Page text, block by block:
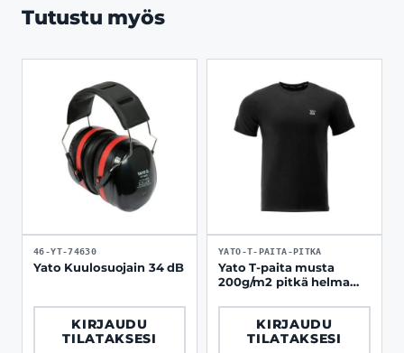
Tutustu myös
46-YT-74630
Yato Kuulosuojain 34 dB
KIRJAUDU
TILATAKSESI
YATO-T-PAITA-PITKA
Yato T-paita musta
200g/m2 pitkä helma
KIRJAUDU
TILATAKSESI